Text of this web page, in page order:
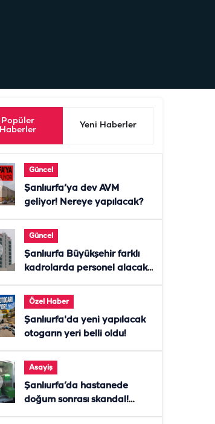
Popüler
Haberler
Yeni Haberler
Güncel
Şanlıurfa’ya dev AVM
geliyor! Nereye yapılacak?
Güncel
Şanlıurfa Büyükşehir farklı
kadrolarda personel alacak!
Özel Haber
Şanlıurfa'da yeni yapılacak
otogarın yeri belli oldu!
Asayiş
Şanlıurfa’da hastanede
doğum sonrası skandal!